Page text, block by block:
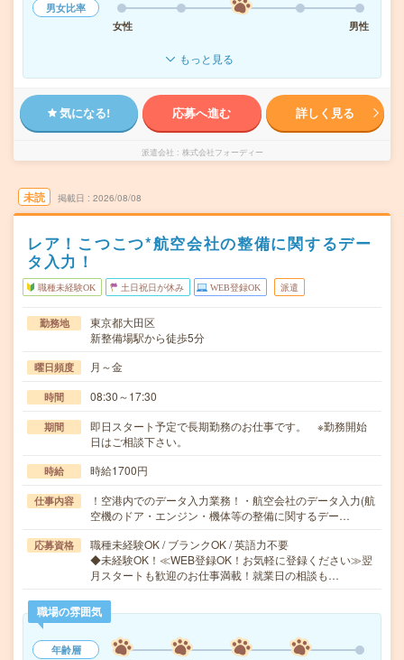
男女比率
女性
男性
もっと見る
気になる! 応募へ進む 詳しく見る
派遣会社 株式会社フォーディー
未読 掲載日 2026/08/08
レア！こつこつ*航空会社の整備に関するデー
タ入力！
職種未経験OK 土日祝日が休み WEB登録OK 派遣
勤務地
東京都大田区
新整備場駅から徒歩5分
曜日頻度 月～金
時間 08:30～17:30
期間
即日スタート予定で長期勤務のお仕事です。 ※勤務開始
日はご相談下さい。
時給 時給1700円
仕事内容
！空港内でのデータ入力業務！・航空会社のデータ入力(航
空機のドア・エンジン・機体等の整備に関するデー…
応募資格
職種未経験OK / ブランクOK / 英語力不要
◆未経験OK！≪WEB登録OK！お気軽に登録ください≫翌
月スタートも歓迎のお仕事満載！就業日の相談も…
職場の雰囲気
年齢層